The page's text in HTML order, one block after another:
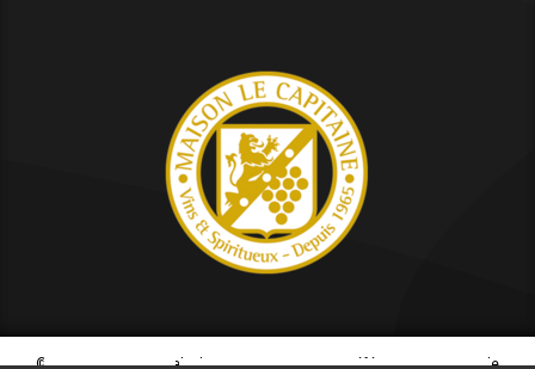
© 2026 Agence Web Thonon Les Bains - Référencement Google